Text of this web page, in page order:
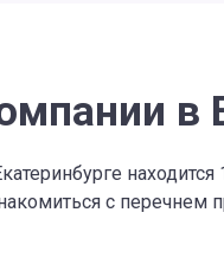
в
с перечнем